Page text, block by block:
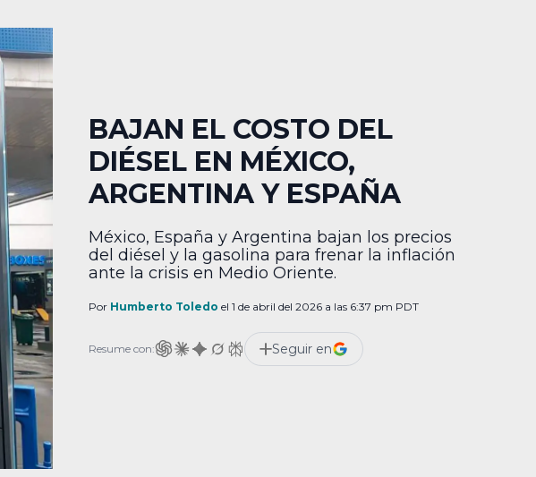
BAJAN EL COSTO DEL
DIÉSEL EN MÉXICO,
ARGENTINA Y ESPAÑA
México, España y Argentina bajan los precios
del diésel y la gasolina para frenar la inflación
ante la crisis en Medio Oriente.
Por Humberto Toledo el 1 de abril del 2026 a las 6:37 pm PDT
Resume con: Seguir en